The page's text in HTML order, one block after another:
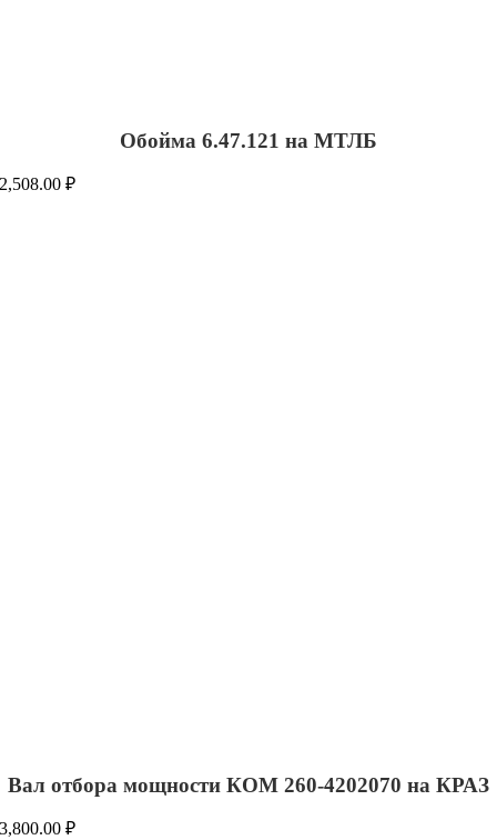
Обойма 6.47.121 на МТЛБ
2,508.00₽
Вал отбора мощности КОМ 260-4202070 на КРАЗ
3,800.00₽